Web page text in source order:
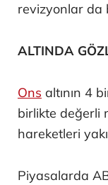
revizyonlar da
ALTINDA
Ons altının 4
birlikte değerli
hareketleri
Piyasalarda